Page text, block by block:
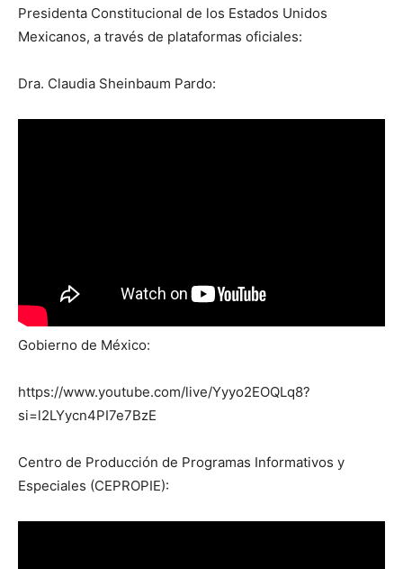
Presidenta Constitucional de los Estados Unidos
Mexicanos, a través de plataformas oficiales:
Dra. Claudia Sheinbaum Pardo:
Gobierno de México:
https://www.youtube.com/live/Yyyo2EOQLq8?
si=l2LYycn4PI7e7BzE
Centro de Producción de Programas Informativos y
Especiales (CEPROPIE):